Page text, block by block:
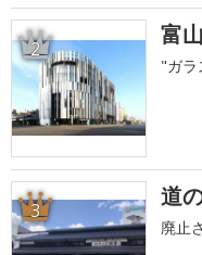
2 富
"ガラ
3 道
廃止